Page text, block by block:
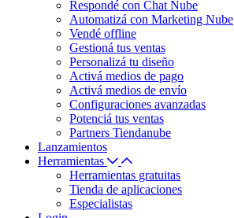
Respondé con Chat Nube
Automatizá con Marketing Nube
Vendé offline
Gestioná tus ventas
Personalizá tu diseño
Activá medios de pago
Activá medios de envío
Configuraciones avanzadas
Potenciá tus ventas
Partners Tiendanube
Lanzamientos
Herramientas
Herramientas gratuitas
Tienda de aplicaciones
Especialistas